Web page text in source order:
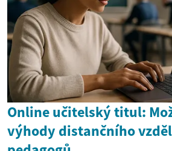
Online učitelský titul:
výhody distančního